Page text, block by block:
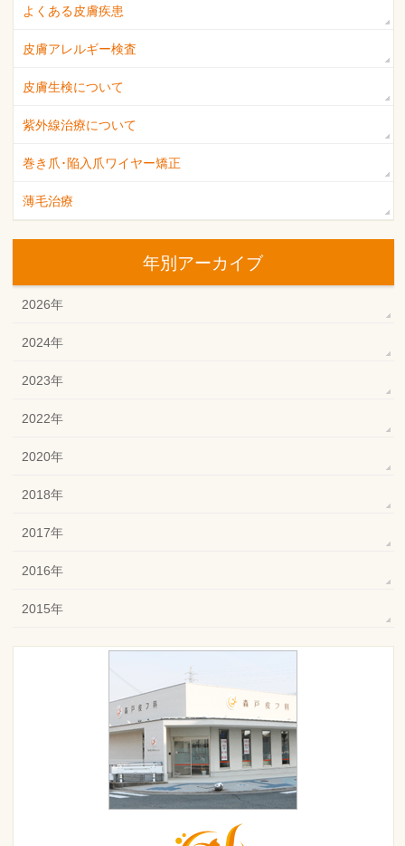
よくある皮膚疾患
皮膚アレルギー検査
皮膚生検について
紫外線治療について
巻き爪･陥入爪ワイヤー矯正
薄毛治療
年別アーカイブ
2026年
2024年
2023年
2022年
2020年
2018年
2017年
2016年
2015年